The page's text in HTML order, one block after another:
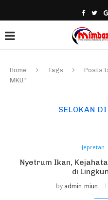
Home Tags
Posts
MKU."
SELOKAN
Jepretan
Nyetrum Ikan,
di
by admin_miun